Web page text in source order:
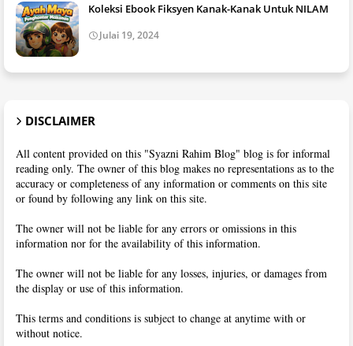
Koleksi Ebook Fiksyen Kanak-Kanak Untuk NILAM
Julai 19, 2024
DISCLAIMER
All content provided on this "Syazni Rahim Blog" blog is for informal
reading only. The owner of this blog makes no representations as to the
accuracy or completeness of any information or comments on this site
or found by following any link on this site.
The owner will not be liable for any errors or omissions in this
information nor for the availability of this information.
The owner will not be liable for any losses, injuries, or damages from
the display or use of this information.
This terms and conditions is subject to change at anytime with or
without notice.